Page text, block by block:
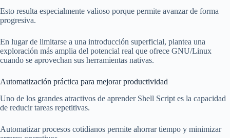
Esto resulta especialmente valioso porque permite avanzar de forma
progresiva.
En lugar de limitarse a una introducción superficial, plantea una
exploración más amplia del potencial real que ofrece GNU/Linux
cuando se aprovechan sus herramientas nativas.
Automatización práctica para mejorar productividad
Uno de los grandes atractivos de aprender Shell Script es la capacidad
de reducir tareas repetitivas.
Automatizar procesos cotidianos permite ahorrar tiempo y minimizar